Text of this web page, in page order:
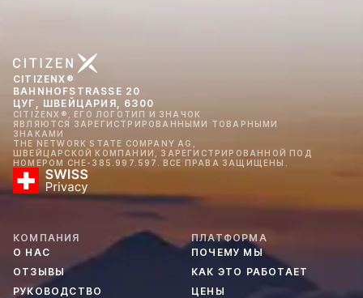
CITIZENX®
BAHNHOFSTRASSE 20
ЦУГ, ШВЕЙЦАРИЯ, 6300
CITIZENX®, ЕГО ЛОГОТИП И ЗНАЧОК
ЯВЛЯЮТСЯ ЗАРЕГИСТРИРОВАННЫМИ ТОВАРНЫМИ
ЗНАКАМИ
THE NETWORK STATE COMPANY AG,
ШВЕЙЦАРСКОЙ КОМПАНИИ, ЗАРЕГИСТРИРОВАННОЙ ПОД
НОМЕРОМ CHE-385.997.597. ВСЕ ПРАВА ЗАЩИЩЕНЫ.
КОМПАНИЯ
О НАС
ОТЗЫВЫ
РУКОВОДСТВО
ПЛАТФОРМА
ПОЧЕМУ МЫ
КАК ЭТО РАБОТАЕТ
ЦЕНЫ